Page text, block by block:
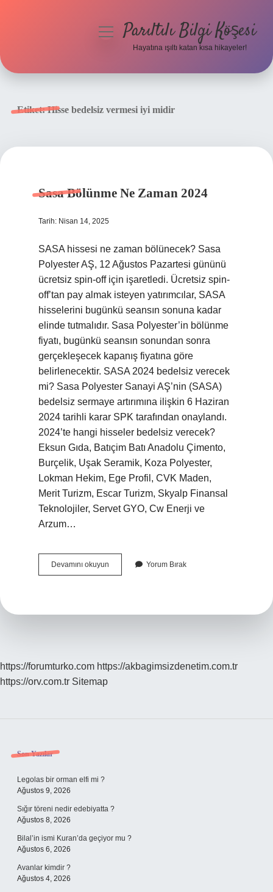
menüyüParıltılı Bilgi Köşesi
Hayatına ışıltı katan kısa hikayeler!
Etiket:Hisse bedelsiz vermesi iyi midir
Sasa Bölünme Ne Zaman 2024
Tarih: Nisan 14, 2025
SASA hissesi ne zaman bölünecek? Sasa
Polyester AŞ, 12 Ağustos Pazartesi gününü
ücretsiz spin-off için işaretledi. Ücretsiz spin-
off’tan pay almak isteyen yatırımcılar, SASA
hisselerini bugünkü seansın sonuna kadar
elinde tutmalıdır. Sasa Polyester’in bölünme
fiyatı, bugünkü seansın sonundan sonra
gerçekleşecek kapanış fiyatına göre
belirlenecektir. SASA 2024 bedelsiz verecek
mi? Sasa Polyester Sanayi AŞ’nin (SASA)
bedelsiz sermaye artırımına ilişkin 6 Haziran
2024 tarihli karar SPK tarafından onaylandı.
2024’te hangi hisseler bedelsiz verecek?
Eksun Gıda, Batıçim Batı Anadolu Çimento,
Burçelik, Uşak Seramik, Koza Polyester,
Lokman Hekim, Ege Profil, CVK Maden,
Merit Turizm, Escar Turizm, Skyalp Finansal
Teknolojiler, Servet GYO, Cw Enerji ve
Arzum…
Devamını okuyun
Bölünme
Yorum Bırak
https://forumturko.com https://akbagimsizdenetim.com.tr
https://orv.com.tr Sitemap
Sidebar
Son Yazılar
Legolas bir orman elfi mi ?
Ağustos 9, 2026
Sığır töreni nedir edebiyatta ?
Ağustos 8, 2026
Bilal’in ismi Kuran’da geçiyor mu ?
Ağustos 6, 2026
Avanlar kimdir ?
Ağustos 4, 2026